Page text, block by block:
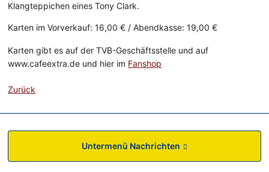
Klangteppichen eines Tony Clark.
Karten im Vorverkauf: 16,00 € / Abendkasse: 19,00 €
Karten gibt es auf der TVB-Geschäftsstelle und auf
www.cafeextra.de und hier im Fanshop
Zurück
Untermenü Nachrichten